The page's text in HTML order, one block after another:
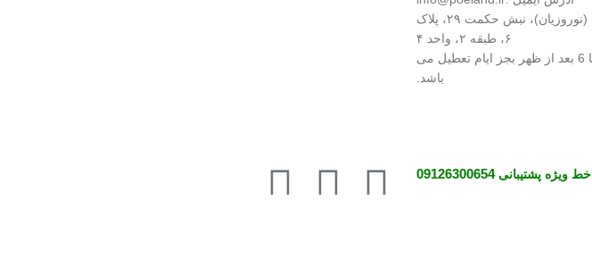
آدرس: قزوین، بلوار شهید سلیمانی (نوروزیان)، نبش حکمت ۲۹، پلاک
۶، طبقه ۲، واحد ۴
ساعت کار poeland از 8 صبح تا 6 بعد از ظهر بجز ایام تعطیل می
باشد.
خط ویژه پشتیبانی 09126300654